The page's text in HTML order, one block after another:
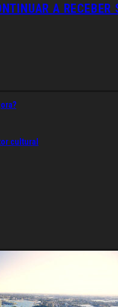
A RECEBER
cultural